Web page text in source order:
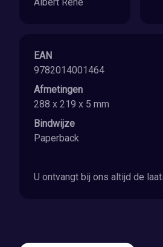
EAN
9782014001464
Afmetingen
288 x 219 x 5 mm
Bindwijze
Paperback
U ontvangt bij ons altijd de